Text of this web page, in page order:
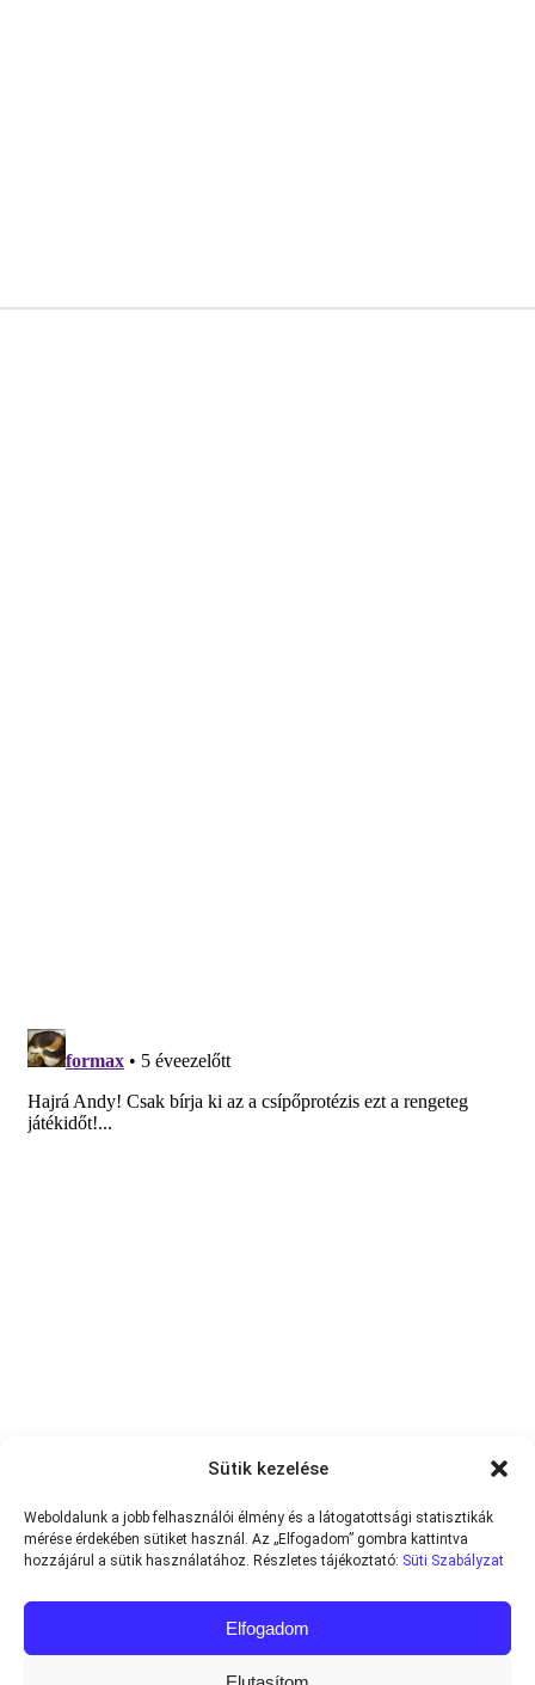
Sütik kezelése
Weboldalunk a jobb felhasználói élmény és a látogatottsági statisztikák
mérése érdekében sütiket használ. Az „Elfogadom” gombra kattintva
hozzájárul a sütik használatához. Részletes tájékoztató: Süti Szabályzat
Elfogadom